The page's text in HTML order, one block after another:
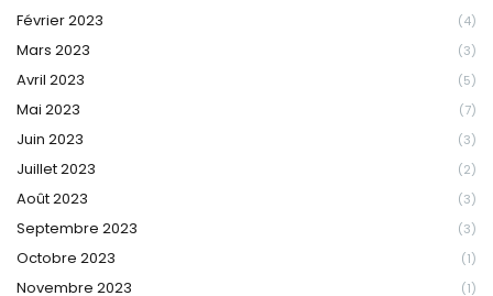
Février 2023 (4)
Mars 2023 (3)
Avril 2023 (5)
Mai 2023 (7)
Juin 2023 (3)
Juillet 2023 (2)
Août 2023 (3)
Septembre 2023 (3)
Octobre 2023 (1)
Novembre 2023 (1)